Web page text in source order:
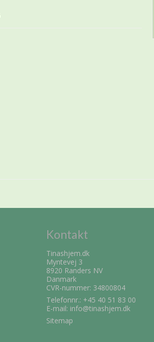
Kontakt
Tinashjem.dk
Myntevej 3
8920 Randers NV
Danmark
CVR-nummer: 34800804
Telefonnr.: +45 40 51 83 00
E-mail: info@tinashjem.dk
Sitemap